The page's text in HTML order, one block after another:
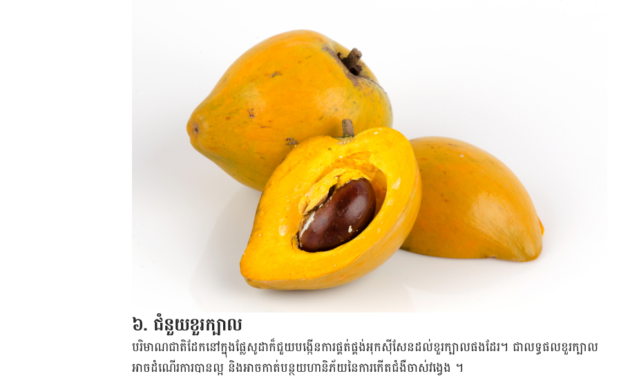
៦. ជំនួយខួរក្បាល
បរិមាណជាតិដែកនៅក្នុងផ្លែសូដាក៏ជួយបង្កើនការផ្គត់ផ្គង់អុកស៊ីសែនដល់ខួរក្បាលផងដែរ។ ជា​លទ្ធផល​ខួរក្បាល
អាចដំណើរការបានល្អ និងអាចកាត់បន្ថយហានិភ័យនៃការកើតជំងឺចាស់វង្វេង ។